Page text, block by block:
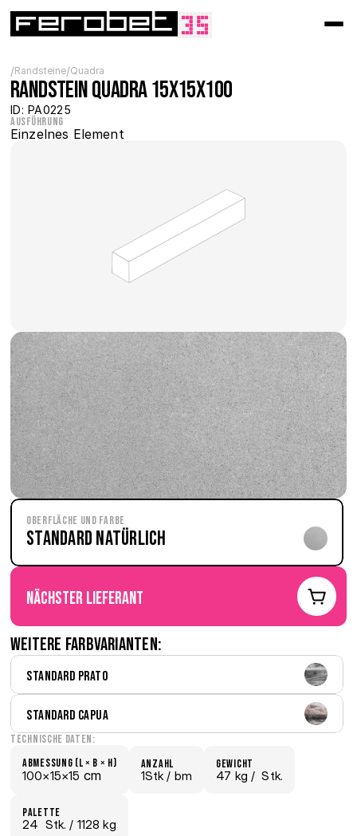
/Randsteine/Quadra
Randstein Quadra 15x15x100
ID: PA0225
Ausführung
Einzelnes Element
Oberfläche und Farbe
Standard Natürlich
nächster Lieferant
Weitere Farbvarianten:
Standard Prato
Standard Capua
Technische Daten:
Abmessung (L × B × H)
100×15×15 cm
Anzahl
1Stk / bm
Gewicht
47 kg /
  Stk.
Palette
24
  Stk.
/ 1128 kg